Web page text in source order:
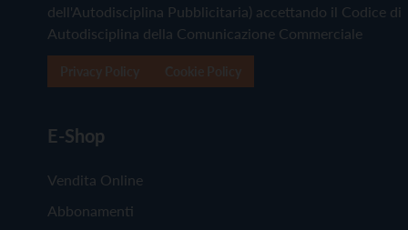
dell'Autodisciplina Pubblicitaria) accettando il Codice di
Autodisciplina della Comunicazione Commerciale
E-Shop
Vendita Online
Abbonamenti